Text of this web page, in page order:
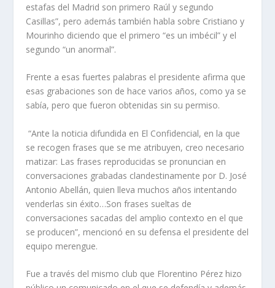
estafas del Madrid son primero Raúl y segundo
Casillas”, pero además también habla sobre Cristiano y
Mourinho diciendo que el primero “es un imbécil” y el
segundo “un anormal”.
Frente a esas fuertes palabras el presidente afirma que
esas grabaciones son de hace varios años, como ya se
sabía, pero que fueron obtenidas sin su permiso.
“Ante la noticia difundida en El Confidencial, en la que
se recogen frases que se me atribuyen, creo necesario
matizar: Las frases reproducidas se pronuncian en
conversaciones grabadas clandestinamente por D. José
Antonio Abellán, quien lleva muchos años intentando
venderlas sin éxito…Son frases sueltas de
conversaciones sacadas del amplio contexto en el que
se producen”, mencionó en su defensa el presidente del
equipo merengue.
Fue a través del mismo club que Florentino Pérez hizo